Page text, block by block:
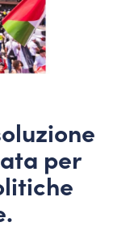
per